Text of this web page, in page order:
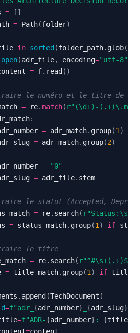
= [ ]
= Path(folder)
in sorted (folder_path. glob(
open(adr_file, encoding="utf-8"
= f. read ( )
le numéro et le titre de
= re.match( r"(\d+)-(.+)\.md"
:
= adr_match. group(1 )
= adr_match. group(2)
=
"0"
= adr_file.
le statut (Accepted,
= re. search(
= status_match. group(1 ) if
le titre
= re. search( r"^#\s+(.+)$"
= title_match. group(1 ) if
. append (TechDocument (
=f"adr_ {adr_number} {adr_slug}
=f"ADR-{adr_number} : {title